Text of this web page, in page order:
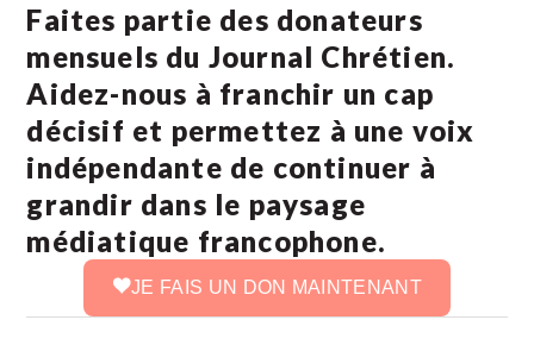
Faites partie des donateurs
mensuels du Journal Chrétien.
Aidez-nous à franchir un cap
décisif et permettez à une voix
indépendante de continuer à
grandir dans le paysage
médiatique francophone.
JE FAIS UN DON MAINTENANT